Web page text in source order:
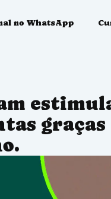
no WhatsApp
graças